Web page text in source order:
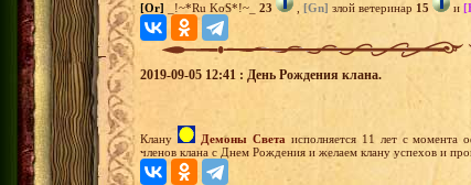
[Or] _!~*Ru KoS*!~_ 23 [Gn] злой ветеринар 15 и
2019-09-05 12:41 : День Рождения клана.
Клану Демоны Света исполняется 11 лет с момента
членов клана с Днем Рождения и желаем клану успехов и